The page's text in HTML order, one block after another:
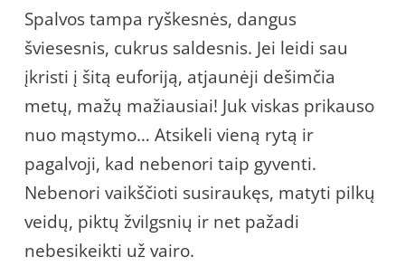
Spalvos tampa ryškesnės, dangus
šviesesnis, cukrus saldesnis. Jei leidi sau
įkristi į šitą euforiją, atjaunėji dešimčia
metų, mažų mažiausiai! Juk viskas prikauso
nuo mąstymo… Atsikeli vieną rytą ir
pagalvoji, kad nebenori taip gyventi.
Nebenori vaikščioti susiraukęs, matyti pilkų
veidų, piktų žvilgsnių ir net pažadi
nebesikeikti už vairo.